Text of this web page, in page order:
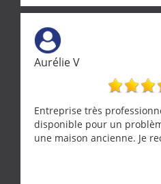
Aurélie V
Entreprise très
disponible pour un
une maison ancienne. Je